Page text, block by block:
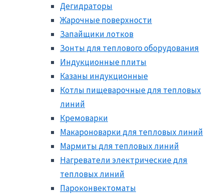
Дегидраторы
Жарочные поверхности
Запайщики лотков
Зонты для теплового оборудования
Индукционные плиты
Казаны индукционные
Котлы пищеварочные для тепловых
линий
Кремоварки
Макароноварки для тепловых линий
Мармиты для тепловых линий
Нагреватели электрические для
тепловых линий
Пароконвектоматы